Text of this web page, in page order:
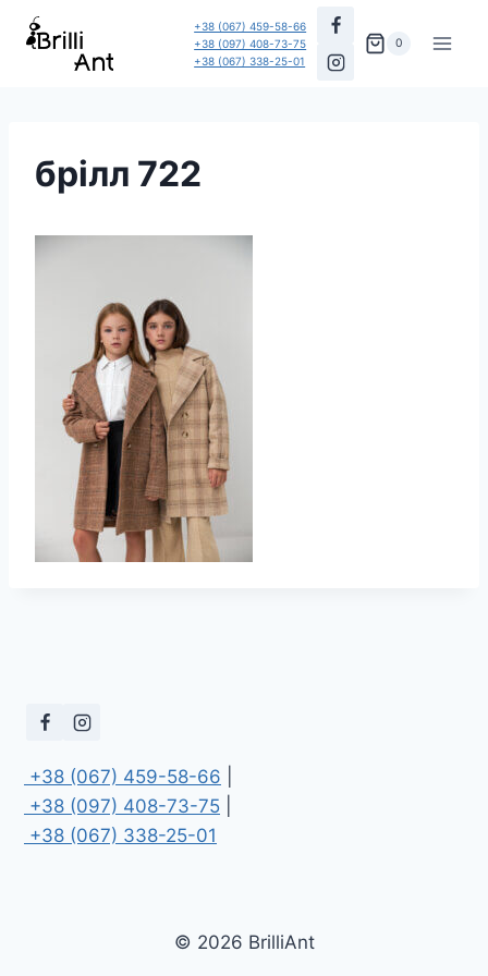
Перейти
+38 (067) 459-58-66
+38 (097) 408-73-75
+38 (067) 338-25-01
0
брілл 722
+38 (067) 459-58-66
+38 (097) 408-73-75
+38 (067) 338-25-01
© 2026 BrilliAnt